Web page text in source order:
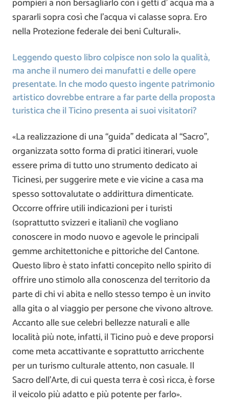
spararli sopra così che l’acqua vi calasse sopra. Ero
nella Protezione federale dei beni Culturali».
Leggendo questo libro colpisce non solo la qualità,
ma anche il numero dei manufatti e delle opere
presentate. In che modo questo ingente patrimonio
artistico dovrebbe entrare a far parte della proposta
turistica che il Ticino presenta ai suoi visitatori?
«La realizzazione di una “guida” dedicata al “Sacro”,
organizzata sotto forma di pratici itinerari, vuole
essere prima di tutto uno strumento dedicato ai
Ticinesi, per suggerire mete e vie vicine a casa ma
spesso sottovalutate o addirittura dimenticate.
Occorre offrire utili indicazioni per i turisti
(soprattutto svizzeri e italiani) che vogliano
conoscere in modo nuovo e agevole le principali
gemme architettoniche e pittoriche del Cantone.
Questo libro è stato infatti concepito nello spirito di
offrire uno stimolo alla conoscenza del territorio da
parte di chi vi abita e nello stesso tempo è un invito
alla gita o al viaggio per persone che vivono altrove.
Accanto alle sue celebri bellezze naturali e alle
località più note, infatti, il Ticino può e deve proporsi
come meta accattivante e soprattutto arricchente
per un turismo culturale attento, non casuale. Il
Sacro dell’Arte, di cui questa terra è così ricca, è forse
il veicolo più adatto e più potente per farlo».